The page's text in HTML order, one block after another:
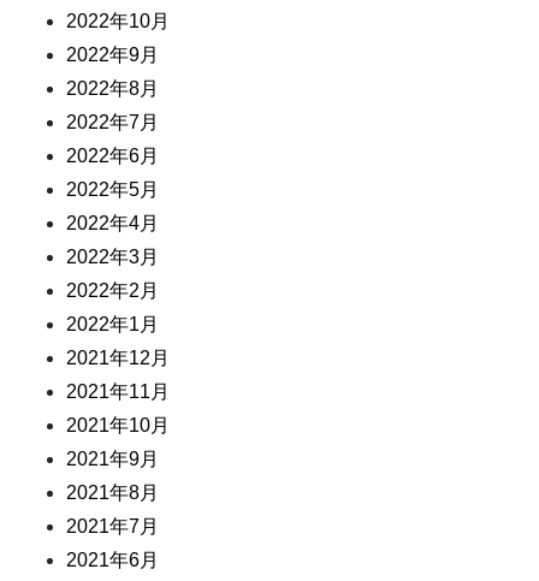
2022年10月
2022年9月
2022年8月
2022年7月
2022年6月
2022年5月
2022年4月
2022年3月
2022年2月
2022年1月
2021年12月
2021年11月
2021年10月
2021年9月
2021年8月
2021年7月
2021年6月